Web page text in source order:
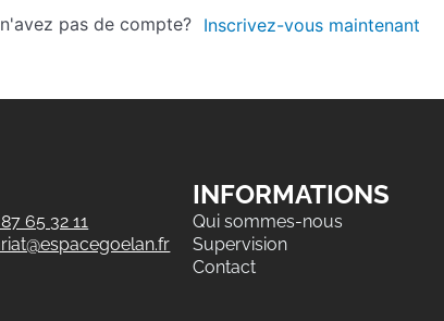
pas de compte? Inscrivez-vous maintenant
65 32 11
INFORMATIONS
Qui sommes-nous
Supervision
Contact